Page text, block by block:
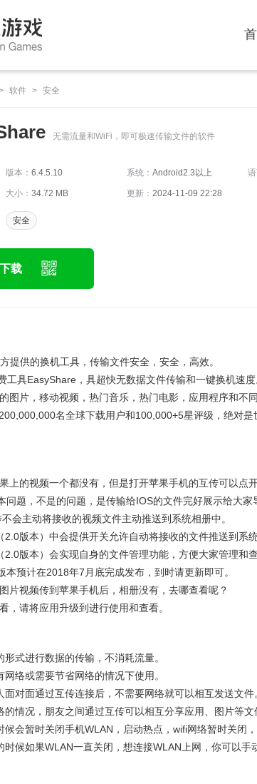
软件 > 安全
无需流量和WiFi，即可极速传输文件的软件
版本： 6.4.5.10 系统： Android2.3以上 语
大小： 34.72 MB 更新： 2024-11-09 22:28
安全
载
提供的换机工具，传输文件安全，安全，高效。
工具EasyShare，具超快无数据文件传输和一键换机速
图片，移动视频，热门音乐，热门电影，应用程序和不
名全球下载用户和100,000+5星评级，绝对
上的视频一个都没有，但是打开苹果手机的互传可以点
问题，不是的问题，是传输给IOS的文件完好展示给大家
会主动将接收的视频文件主动推送到系统相册中。
2.0版本）中会提供开关允许自动将接收的文件推送到系统
2.0版本）会实现自身的文件管理功能，方便大家管理和
本预计在2018年7月底完成发布，到时请更新即可。
片视频传到苹果手机后，相册没有，去哪查看呢？
，请将应用升级到进行使用和查看。
形式进行数据的传输，不消耗流量。
网络或需要节省网络的情况下使用。
面对面通过互传连接后，不需要网络就可以相互发送文件
的情况，朋友之间通过互传可以相互分享应用、图片等文
候会暂时关闭手机WLAN，启动热点，wifi网络暂时关闭，
时候如果WLAN一直关闭，想连接WLAN上网，你可以手